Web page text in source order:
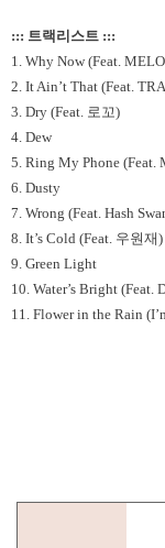
::: 트랙리스트 :::
1. Why Now (Feat.
2. It Ain’t That (Feat.
3. Dry (Feat. 로꼬)
4. Dew
5. Ring My Phone (Feat.
6. Dusty
7. Wrong (Feat. Hash
8. It’s Cold (Feat. 우원재)
9. Green Light
10. Water’s Bright (Feat.
11. Flower in the Rain